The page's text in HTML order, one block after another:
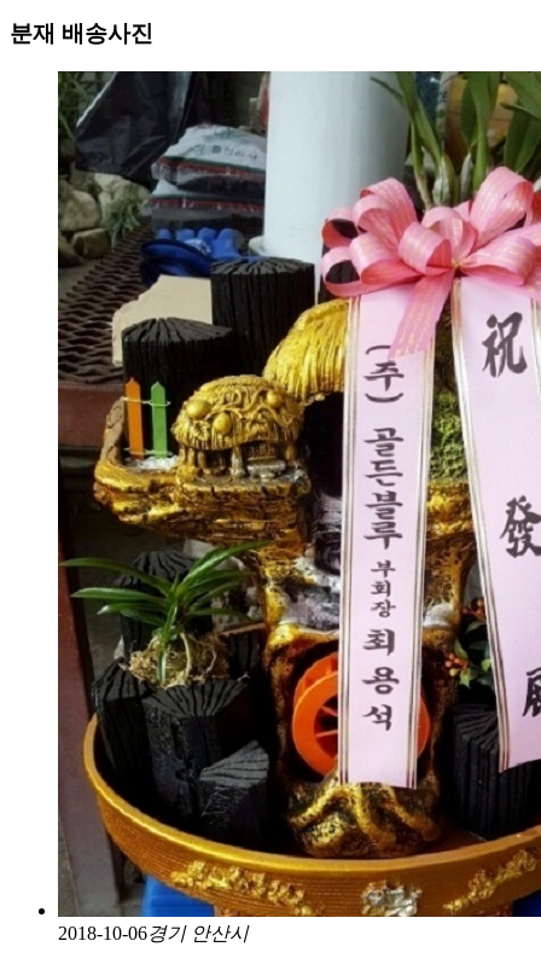
분재 배송사진
2018-10-06경기 안산시